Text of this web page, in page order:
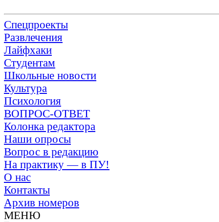
Спецпроекты
Развлечения
Лайфхаки
Студентам
Школьные новости
Культура
Психология
ВОПРОС-ОТВЕТ
Колонка редактора
Наши опросы
Вопрос в редакцию
На практику — в ПУ!
О нас
Контакты
Архив номеров
МЕНЮ